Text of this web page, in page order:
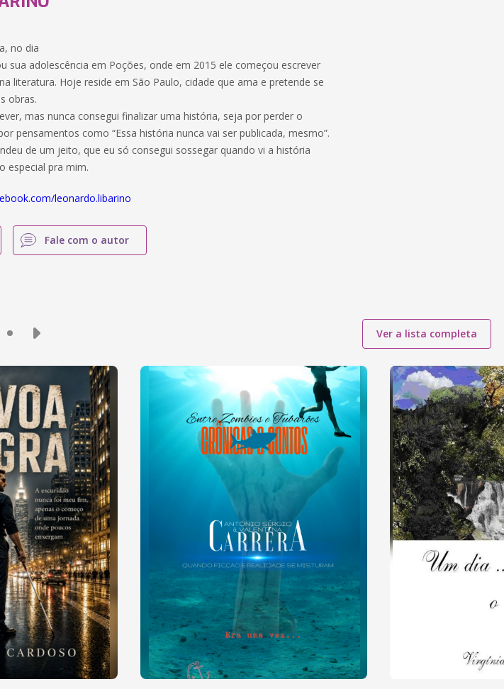
no dia
sua adolescência em Poções, onde em 2015 ele começou escrever
literatura. Hoje reside em São Paulo, cidade que ama e pretende se
obras.
mas nunca consegui finalizar uma história, seja por perder o
pensamentos como “Essa história nunca vai ser publicada, mesmo”.
de um jeito, que eu só consegui sossegar quando vi a história
especial pra mim.
leonardo.libarino
Fale com o autor
Ver a lista completa